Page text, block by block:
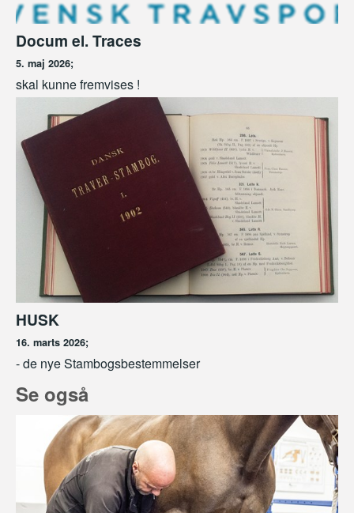
Docum el. Traces
5. maj 2026;
skal kunne fremvises !
HUSK
16. marts 2026;
- de nye Stambogsbestemmelser
Se også